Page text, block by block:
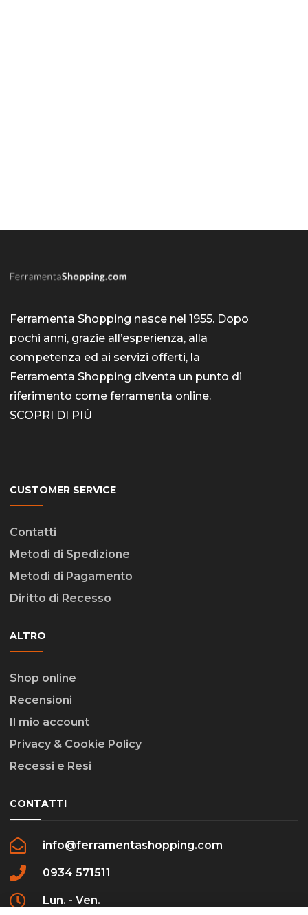
Ferramenta Shopping nasce nel 1955. Dopo
pochi anni, grazie all’esperienza, alla
competenza ed ai servizi offerti, la
Ferramenta Shopping diventa un punto di
riferimento come ferramenta online.
SCOPRI DI PIÙ
CUSTOMER SERVICE
Contatti
Metodi di Spedizione
Metodi di Pagamento
Diritto di Recesso
ALTRO
Shop online
Recensioni
Il mio account
Privacy & Cookie Policy
Recessi e Resi
CONTATTI
info@ferramentashopping.com
0934 571511
Lun. - Ven.